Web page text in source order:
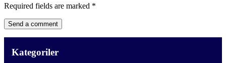
Required fields are marked *
Kategoriler